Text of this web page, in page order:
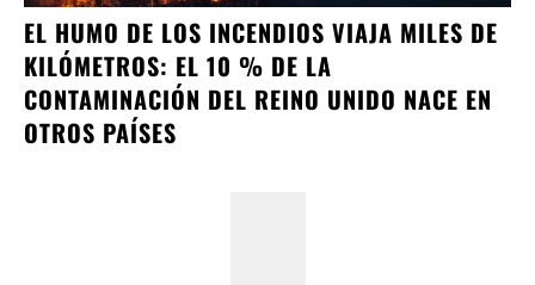
EL HUMO DE LOS INCENDIOS VIAJA MILES DE
KILÓMETROS: EL 10 % DE LA
CONTAMINACIÓN DEL REINO UNIDO NACE EN
OTROS PAÍSES